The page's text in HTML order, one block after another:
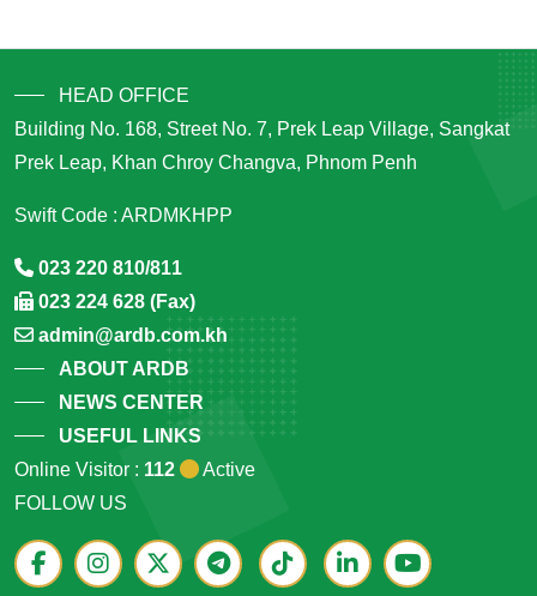
HEAD OFFICE
Building No. 168, Street No. 7, Prek Leap Village, Sangkat
Prek Leap, Khan Chroy Changva, Phnom Penh
Swift Code : ARDMKHPP
023 220 810/811
023 224 628 (Fax)
admin@ardb.com.kh
ABOUT ARDB
NEWS CENTER
USEFUL LINKS
Online Visitor : 112
Active
FOLLOW US